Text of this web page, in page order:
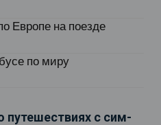
Европе на поезде
по миру
путешествиях с сим-